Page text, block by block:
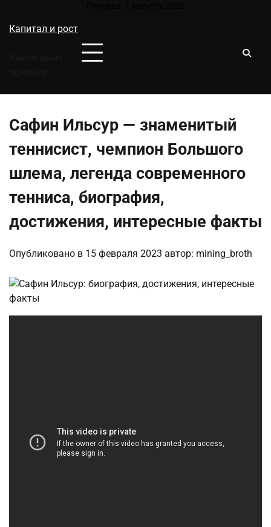
содержимому
Капитал и рост
Сафин Ильсур — знаменитый
теннисист, чемпион Большого
шлема, легенда современного
тенниса, биография,
достижения, интересные факты
Опубликовано в 15 февраля 2023 автор: mining_broth